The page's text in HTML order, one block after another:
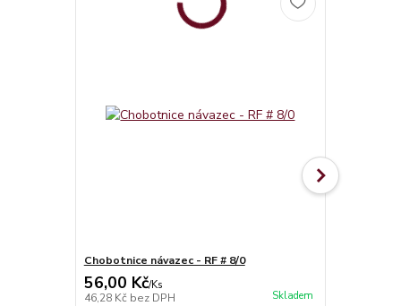
Chobotnice návazec - RF # 8/0
56,00 Kč/Ks
46,28 Kč bez DPH Skladem